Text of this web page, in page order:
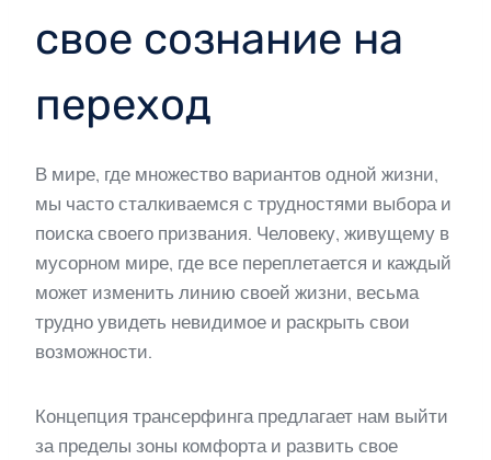
свое сознание на
переход
В мире, где множество вариантов одной жизни,
мы часто сталкиваемся с трудностями выбора и
поиска своего призвания. Человеку, живущему в
мусорном мире, где все переплетается и каждый
может изменить линию своей жизни, весьма
трудно увидеть невидимое и раскрыть свои
возможности.
Концепция трансерфинга предлагает нам выйти
за пределы зоны комфорта и развить свое